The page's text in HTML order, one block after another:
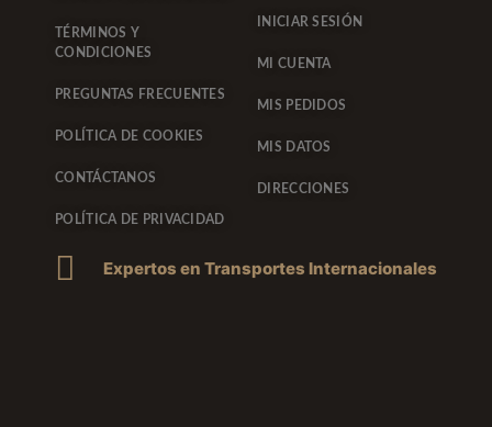
TÉRMINOS Y
CONDICIONES
PREGUNTAS FRECUENTES
POLÍTICA DE COOKIES
CONTÁCTANOS
POLÍTICA DE PRIVACIDAD
INICIAR SESIÓN
MI CUENTA
MIS PEDIDOS
MIS DATOS
DIRECCIONES
Expertos en Transportes Internacionales